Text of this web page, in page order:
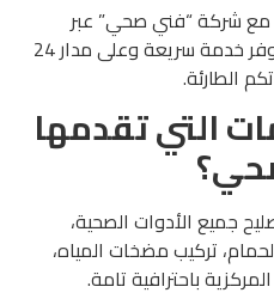
شركة “فني صحي” عبر
، حيث نوفر خدمة سريعة وعلى مدار 24
الطارئة.
التي تقدمها
جميع الأدوات الصحية،
تركيب مضخات المياه،
باحترافية تامة.